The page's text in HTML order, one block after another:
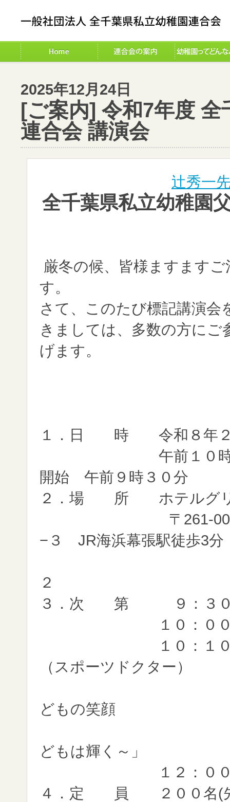
2025年12月24日
[ご案内] 令和7年度 全
連合会 講演会
辻秀一
全千葉県私立幼稚園
厳冬の候、皆様ますます
す。
さて、このたび標記講演
きましては、多数の方に
げます。
１．日 時 令和８年２
午前１０時より
開始 午前９時３０分
２．場 所 ホテルグ
〒261-0021 千葉
−３ JR海浜幕張駅徒歩3分
２
３．次 第 ９：３
１０：００ 開
１０：１０ 講
（スポーツドクター）
どもの笑顔
どもは輝く～」
１２：００
４．定 員 ２００名(